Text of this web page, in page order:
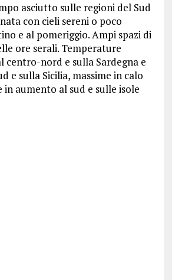
asciutto sulle regioni del Sud
con cieli sereni o poco
e al pomeriggio. Ampi spazi di
ore serali. Temperature
centro-nord e sulla Sardegna e
e sulla Sicilia, massime in calo
aumento al sud e sulle isole